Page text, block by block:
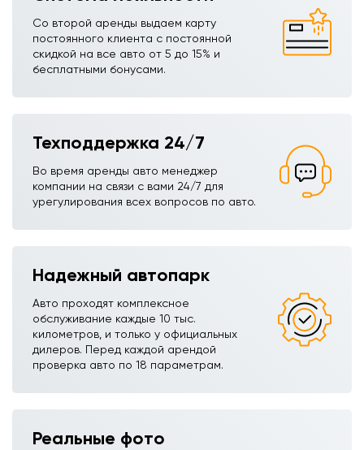
Со второй аренды выдаем карту
постоянного клиента с постоянной
скидкой на все авто от 5 до 15% и
бесплатными бонусами.
Техподдержка 24/7
Во время аренды авто менеджер
компании на связи с вами 24/7 для
урегулирования всех вопросов по авто.
Надежный автопарк
Авто проходят комплексное
обслуживание каждые 10 тыс.
километров, и только у официальных
дилеров. Перед каждой арендой
проверка авто по 18 параметрам.
Реальные фото